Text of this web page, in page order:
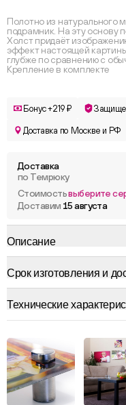
Полотно из натурального
подрамник. На эту основу
Холст придаёт
эффект настоящей
глубже по сравнению с
Крепление в комплекте
Бонус +219 ₽
Доставка по Москве и РФ
Доставка
по Темрюку
Стоимостьвыберите
Доставим 15 августа
Описание
Срок изготовления и
Технические